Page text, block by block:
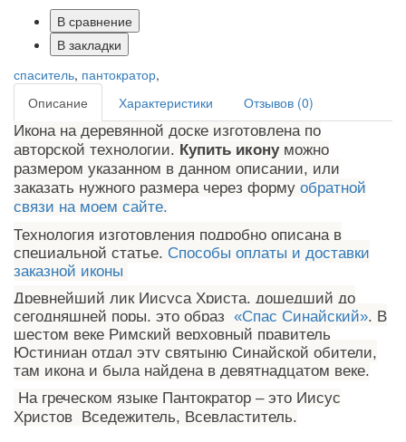
В сравнение
В закладки
спаситель, пантократор,
Описание
Характеристики
Отзывов (0)
Икона на деревянной доске изготовлена по
авторской технологии. Купить иконуможно
размером указанном в данном описании, или
заказать нужного размера через форму обратной
связи на моем сайте.
Технология изготовления подробно описана в
специальной статье. Способы оплаты и доставки
заказной иконы
Древнейший лик Иисуса Христа, дошедший до
сегодняшней поры, это образ «Спас Синайский». В
шестом веке Римский верховный правитель
Юстиниан отдал эту святыню Синайской обители,
там икона и была найдена в девятнадцатом веке.
На греческом языке Пантократор – это Иисус
Христов Вседежитель, Всевластитель.